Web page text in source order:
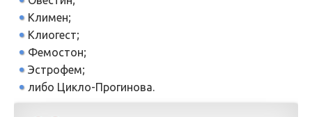
Климен;
Клиогест;
Фемостон;
Эстрофем;
либо Цикло-Прогинова.